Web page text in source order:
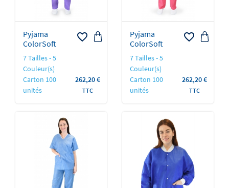
Pyjama
ColorSoft
7 Tailles - 5
Couleur(s)
Carton 100
unités
favorite_border
Prix
262,20 €
TTC
Pyjama
ColorSoft
7 Tailles - 5
Couleur(s)
Carton 100
unités
favorite_border
Prix
262,20 €
TTC